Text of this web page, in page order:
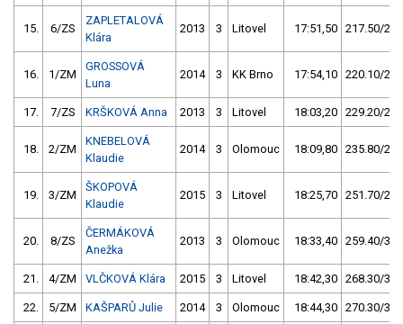
15. 6/ZS
ZAPLETALOVÁ
Klára
2013 3 Litovel 17:51,50 217.50/
16. 1/ZM
GROSSOVÁ
Luna
2014 3 KK Brno 17:54,10 220.10/
17. 7/ZS KRŠKOVÁ Anna 2013 3 Litovel 18:03,20 229.20/
18. 2/ZM
KNEBELOVÁ
Klaudie
2014 3 Olomouc 18:09,80 235.80/
19. 3/ZM
ŠKOPOVÁ
Klaudie
2015 3 Litovel 18:25,70 251.70/
20. 8/ZS
ČERMÁKOVÁ
Anežka
2013 3 Olomouc 18:33,40 259.40/
21. 4/ZM VLČKOVÁ Klára 2015 3 Litovel 18:42,30 268.30/
22. 5/ZM KAŠPARŮ Julie 2014 3 Olomouc 18:44,30 270.30/